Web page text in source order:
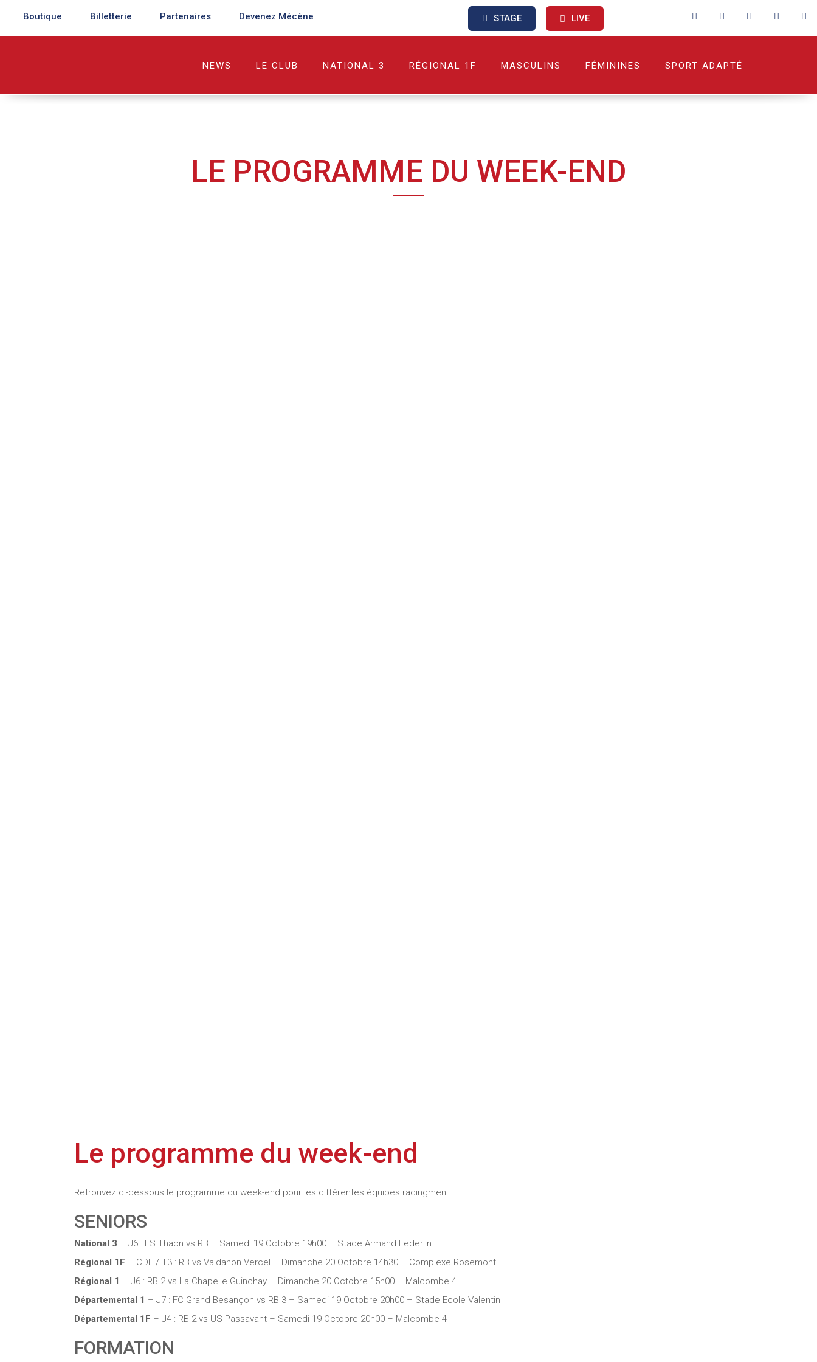
Boutique Billetterie Partenaires Devenez Mécène STAGE LIVE
NEWS LE CLUB NATIONAL 3 RÉGIONAL 1F MASCULINS FÉMININES SPORT ADAPTÉ
LE PROGRAMME DU WEEK-END
Le programme du week-end
Retrouvez ci-dessous le programme du week-end pour les différentes équipes racingmen :
SENIORS
National 3 – J6 : ES Thaon vs RB – Samedi 19 Octobre 19h00 – Stade Armand Lederlin
Régional 1F – CDF / T3 : RB vs Valdahon Vercel – Dimanche 20 Octobre 14h30 – Complexe Rosemont
Régional 1 – J6 : RB 2 vs La Chapelle Guinchay – Dimanche 20 Octobre 15h00 – Malcombe 4
Départemental 1 – J7 : FC Grand Besançon vs RB 3 – Samedi 19 Octobre 20h00 – Stade Ecole Valentin
Départemental 1F – J4 : RB 2 vs US Passavant – Samedi 19 Octobre 20h00 – Malcombe 4
FORMATION